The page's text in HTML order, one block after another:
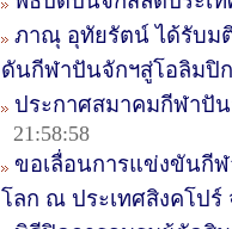
ภาณุ อุทัยรัตน์ ได้รับม
ดันกีฬาปันจักฯสู่โอลิมปิก
ประกาศสมาคมกีฬาปัน
21:58:58
ขอเลื่อนการแข่งขันกี
โลก ณ ประเทศสิงคโปร์